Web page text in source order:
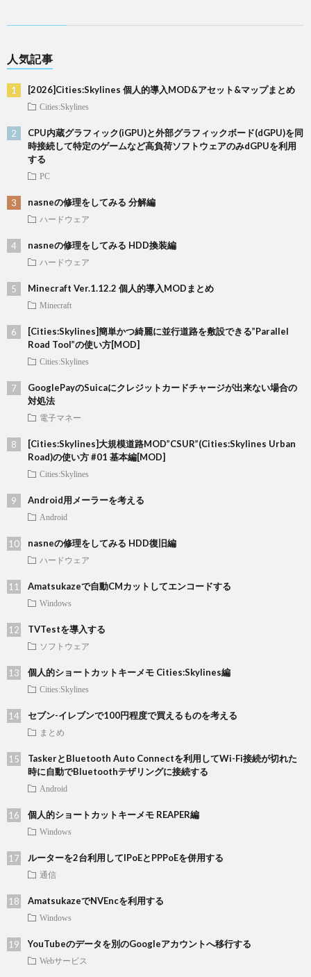
人気記事
[2026]Cities:Skylines 個人的導入MOD&アセット&マップまとめ
Cities:Skylines
CPU内蔵グラフィック(iGPU)と外部グラフィックボード(dGPU)を同
時接続して特定のゲームなど高負荷ソフトウェアのみdGPUを利用
する
PC
nasneの修理をしてみる 分解編
ハードウェア
nasneの修理をしてみる HDD換装編
ハードウェア
Minecraft Ver.1.12.2 個人的導入MODまとめ
Minecraft
[Cities:Skylines]簡単かつ綺麗に並行道路を敷設できる”Parallel
Road Tool”の使い方[MOD]
Cities:Skylines
GooglePayのSuicaにクレジットカードチャージが出来ない場合の
対処法
電子マネー
[Cities:Skylines]大規模道路MOD”CSUR”(Cities:Skylines Urban
Road)の使い方 #01 基本編[MOD]
Cities:Skylines
Android用メーラーを考える
Android
nasneの修理をしてみる HDD復旧編
ハードウェア
Amatsukazeで自動CMカットしてエンコードする
Windows
TVTestを導入する
ソフトウェア
個人的ショートカットキーメモ Cities:Skylines編
Cities:Skylines
セブン-イレブンで100円程度で買えるものを考える
まとめ
TaskerとBluetooth Auto Connectを利用してWi-Fi接続が切れた
時に自動でBluetoothテザリングに接続する
Android
個人的ショートカットキーメモ REAPER編
Windows
ルーターを2台利用してIPoEとPPPoEを併用する
通信
AmatsukazeでNVEncを利用する
Windows
YouTubeのデータを別のGoogleアカウントへ移行する
Webサービス